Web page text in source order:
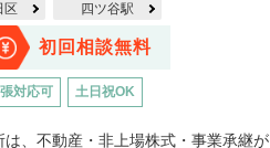
区 四ツ谷駅
初回相談無料
対応可 土日祝OK
、不動産・非上場株式・事業承継が